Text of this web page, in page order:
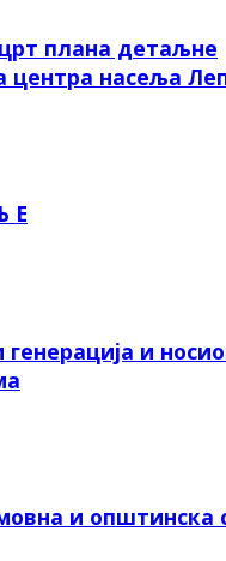
плана детаљне
центра насеља
Е
и
и општинска